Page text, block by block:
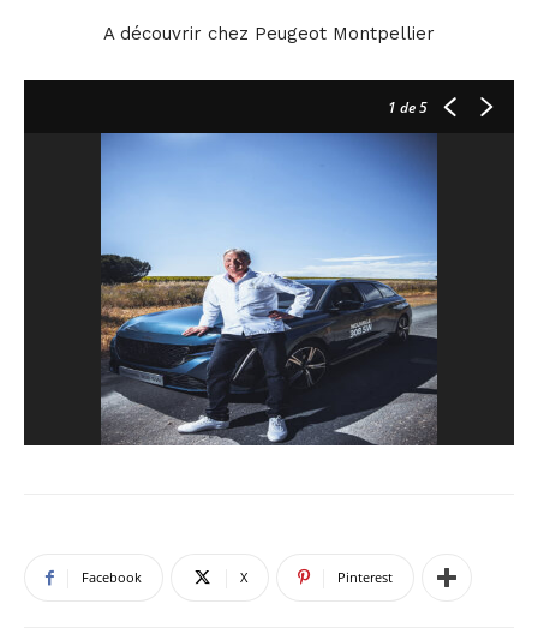
A découvrir chez Peugeot Montpellier
1 de 5
Facebook X Pinterest